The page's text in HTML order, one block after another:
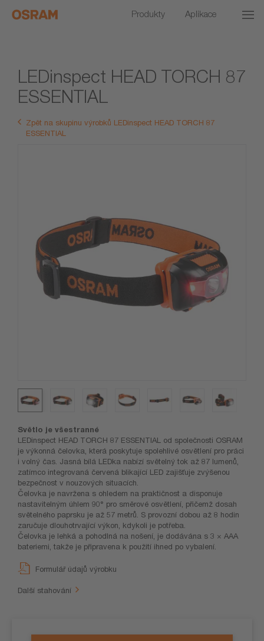
Produkty Aplikace
LEDinspect HEAD TORCH 87
ESSENTIAL
Zpět na skupinu výrobků LEDinspect HEAD TORCH 87
ESSENTIAL
Světlo je všestranné
LEDinspect HEAD TORCH 87 ESSENTIAL od společnosti OSRAM
je výkonná čelovka, která poskytuje spolehlivé osvětlení pro práci
i volný čas. Jasná bílá LEDka nabízí světelný tok až 87 lumenů,
zatímco integrovaná červená blikající LED zajišťuje zvýšenou
bezpečnost v nouzových situacích.
Čelovka je navržena s ohledem na praktičnost a disponuje
nastavitelným úhlem 90° pro směrové osvětlení, přičemž dosah
světelného paprsku je až 57 metrů. S provozní dobou až 8 hodin
zaručuje dlouhotrvající výkon, kdykoli je potřeba.
Čelovka je lehká a pohodlná na nošení, je dodávána s 3 × AAA
bateriemi, takže je připravena k použití ihned po vybalení.
Formulář údajů výrobku
Další stahování